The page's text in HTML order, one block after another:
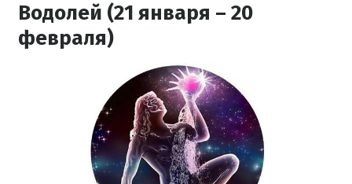
Водолей (21 января – 20
февраля)